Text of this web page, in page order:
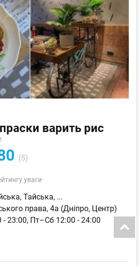
варить рис
(5)
уваги
, Тайська, ...
права, 4а (Дніпро, Центр)
23:00, Пт–Сб 12:00 - 24:00